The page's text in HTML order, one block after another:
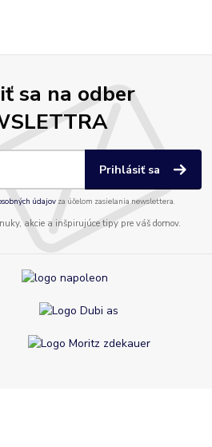
sa na odber
Prihlásiť sa
údajov za účelom zasielania newslettera.
akcie a inšpirujúce tipy pre váš domov.